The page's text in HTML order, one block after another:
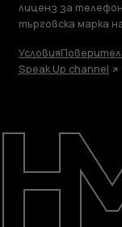
Ремонт,
рециклиране
Поддръжка
лиценз за
търговска марка
Условия
Speak Up channel